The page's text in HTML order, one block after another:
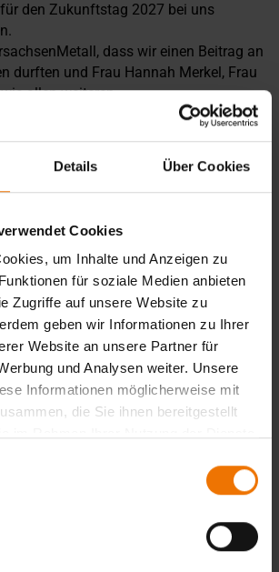
Details Über Cookies
Cookies
um Inhalte und Anzeigen zu
für soziale Medien anbieten
Zugriffe auf unsere Website zu
geben wir Informationen zu Ihrer
Website an unsere Partner für
und Analysen weiter. Unsere
Informationen möglicherweise mit
die Sie ihnen bereitgestellt
den Zukunftstag 2027 bei uns
dass wir einen Beitrag an
durften und Frau Hannah Merkel, Frau
allen weiteren
für die sehr gute
Zukunftstag?
selbst aus und teste dein Können.
Platz!